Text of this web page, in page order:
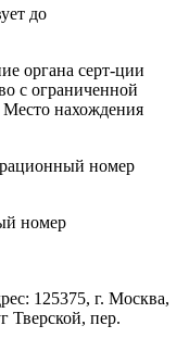
до
органа серт-ции
с ограниченной
Место нахождения
номер
номер
125375, г. Москва,
пер.